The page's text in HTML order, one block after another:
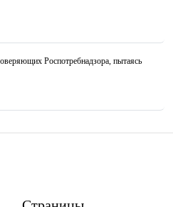
Роспотребнадзора, пытаясь